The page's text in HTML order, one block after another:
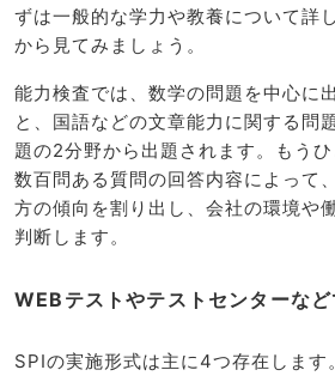
ずは一般的な学力や教養について詳
から見てみましょう。
能力検査では、数学の問題を中心に
と、国語などの文章能力に関する問
題の2分野から出題されます。もうひ
数百問ある質問の回答内容によって
方の傾向を割り出し、会社の環境や
判断します。
WEBテストやテストセンターな
SPIの実施形式は主に4つ存在します